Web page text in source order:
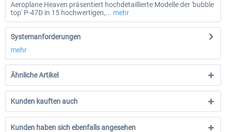
Aeroplane Heaven präsentiert hochdetaillierte Modelle der 'bubble
top' P-47D in 15 hochwertigen,... mehr
Systemanforderungen
mehr
Ähnliche Artikel
Kunden kauften auch
Kunden haben sich ebenfalls angesehen